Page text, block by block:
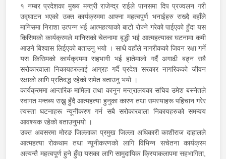
१ नम्बर प्रदेशका मुख्य मन्त्री राजेन्द्र राईले पानसमा दिप प्रज्वलन गरी
उद्घाटन भएको उक्त कार्यक्रममा आफ्ना महत्वपुर्ण भनाईहरु राख्दै वहाँले
मानिसमा निराशा उत्पन्न भई आत्महत्याको बाटो रोज्ने गरेको पाईएको हुँदा यस
किसिमको कार्यक्रमले मानिसको चेतनामा बृद्धी भई आत्महत्याका घटनामा कमी
आउने बिश्वास लिईएको बताउनु भयो । साथै वहाँले नागरीकको जिवन रक्षा गर्ने
यस किसिमको कार्यक्रममा सहभागी भई हातेमालो गर्दै अगाढी बढ्न सबै
सरोकारवाला निकायहरुलाई आग्रह गर्दै प्रदेश सरकार नागरिकको जीवन
रक्षाको लागि प्रतिवद्ध रहेको समेत बताउनु भयो ।
कार्यक्रममा आन्तरिक मामिला तथा कानुन मन्त्रालयका सचिव उमेश बस्नेतले
स्वागत मन्तब्य राख्नु हुँदै आत्महत्या हुनुका कारण तथा समस्याहरू पहिचान गरेर
त्यस्ता घटनाहरू न्यूनीकरण गर्न सबै सरोकारवाला निकायहरुको समन्वय
आवश्यक रहेको बताउनुभयो ।
उक्त अवसरमा मोरङ जिल्लाका प्रमुख जिल्ला अधिकारी काशीराज दाहालले
आत्महत्या रोकथाम तथा न्यूनीकरणको लागि विभिन्न सचेतना कार्यक्रम
अत्यन्तै महत्वपूर्ण हुने हुँदा यसका लागि सामुदायिक क्रियाकलापमा सहभागिता,